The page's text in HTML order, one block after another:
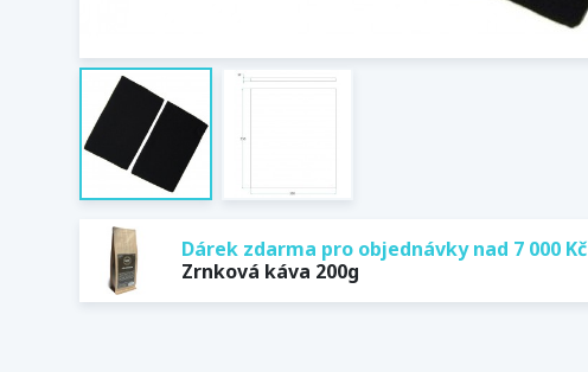
Dárek zdarma pro objednávky nad 7 000 Kč
Zrnková káva 200g